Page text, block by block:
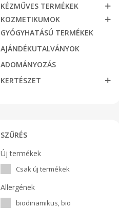
KÉZMŰVES TERMÉKEK
KOZMETIKUMOK
GYÓGYHATÁSÚ TERMÉKEK
AJÁNDÉKUTALVÁNYOK
ADOMÁNYOZÁS
KERTÉSZET
SZŰRÉS
Új termékek
Csak új termékek
Allergének
biodinamikus, bio